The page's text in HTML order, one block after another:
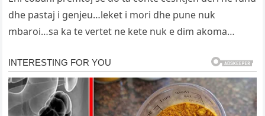
dhe pastaj i genjeu…leket i mori dhe pune nuk
mbaroi…sa ka te vertet ne kete nuk e dim akoma…